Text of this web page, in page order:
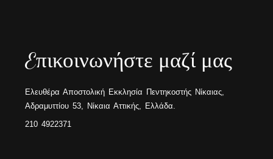
Eπικοινωνήστε μαζί μας
Ελευθέρα Αποστολική Εκκλησία Πεντηκοστής Νίκαιας,
Αδραμυττίου 53, Νίκαια Αττικής, Ελλάδα.
210 4922371